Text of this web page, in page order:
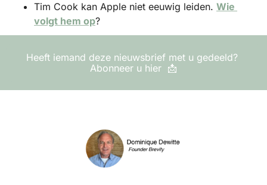
Tim Cook kan Apple niet eeuwig leiden. Wie
volgt hem op?
Heeft iemand deze nieuwsbrief met u gedeeld?
Abonneer u hier 📩